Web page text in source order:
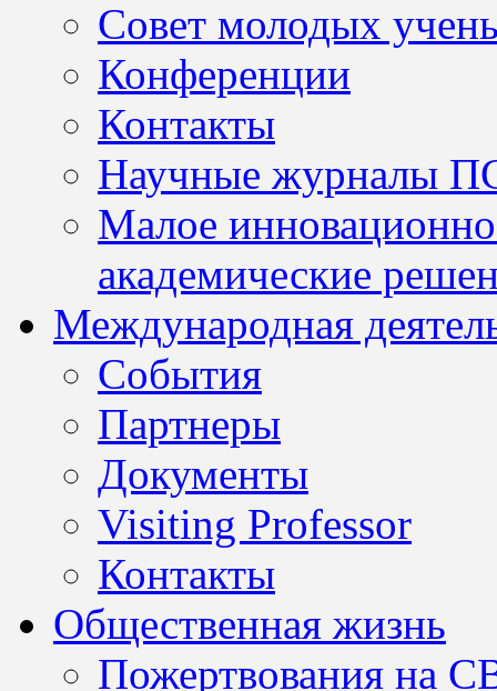
Совет молодых
Конференции
Контакты
Научные журналы
Малое
академические
Международная
События
Партнеры
Документы
Visiting Professor
Контакты
Общественная жизнь
Пожертвования на